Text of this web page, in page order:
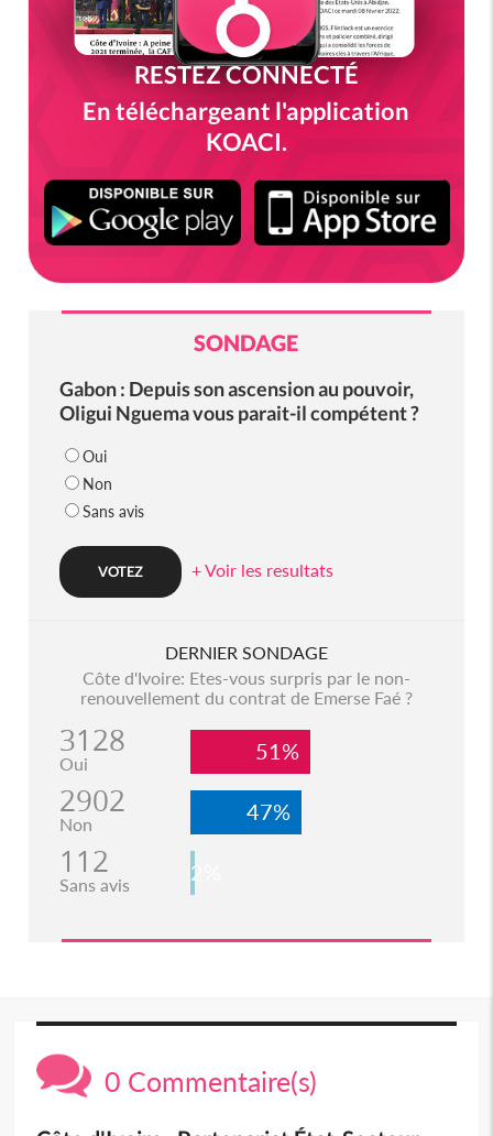
RESTEZ CONNECTÉ
En téléchargeant l'application
KOACI.
SONDAGE
Gabon : Depuis son ascension au pouvoir,
Oligui Nguema vous parait-il compétent ?
Oui
Non
Sans avis
+ Voir les resultats
DERNIER SONDAGE
Côte d'Ivoire: Etes-vous surpris par le non-
renouvellement du contrat de Emerse Faé ?
3128
Oui 51%
2902
Non 47%
112
Sans avis 2%
0 Commentaire(s)